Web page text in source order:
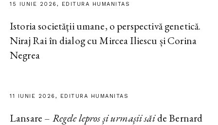
15 IUNIE 2026, EDITURA HUMANITAS
Istoria societății umane, o perspectivă genetică.
Niraj Rai în dialog cu Mircea Iliescu și Corina
Negrea
11 IUNIE 2026, EDITURA HUMANITAS
Lansare – Regele lepros și urmașii săide Bernard